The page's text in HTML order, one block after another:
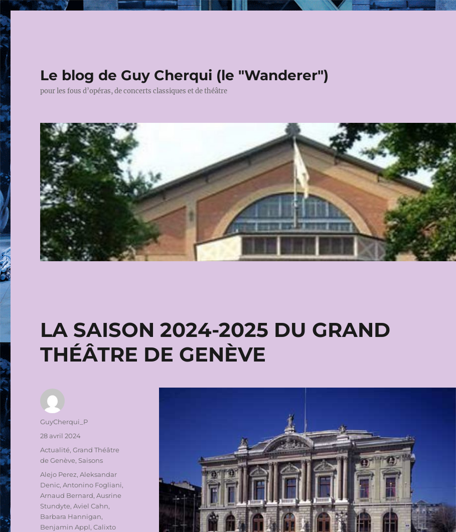
Le blog de Guy Cherqui (le "Wanderer")
pour les fous d’opéras, de concerts classiques et de théâtre
LA SAISON 2024-2025 DU GRAND
THÉÂTRE DE GENÈVE
Auteur
GuyCherqui_P
Publié
28 avril 2024
Catégories
Actualité,Grand Théâtre
de Genève, Saisons
Étiquettes
Alejo Perez,Aleksandar
Denic,Antonino Fogliani,
Arnaud Bernard,Ausrine
Stundyte,Aviel Cahn,
Barbara Hannigan,
Benjamin Appl,Calixto